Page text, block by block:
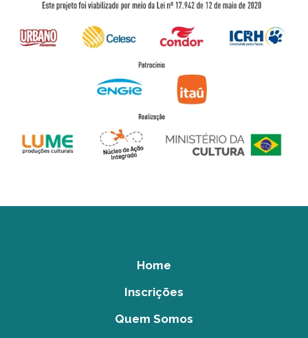
Home
Inscrições
Quem Somos